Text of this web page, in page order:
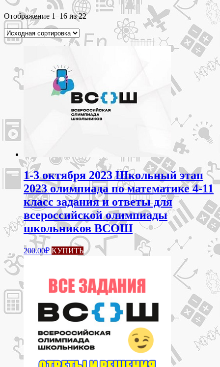
Отображение 1–16 из 22
1-3 октября 2023 Школьный этап
2023 олимпиада по математике 4-11
класс задания и ответы для
всероссийской олимпиады
школьников ВСОШ
200.00₽ КУПИТЬ